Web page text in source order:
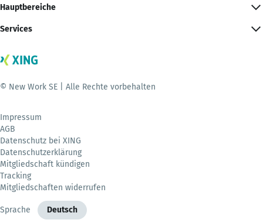
Hauptbereiche
Services
© New Work SE | Alle Rechte vorbehalten
Impressum
AGB
Datenschutz bei XING
Datenschutzerklärung
Mitgliedschaft kündigen
Tracking
Mitgliedschaften widerrufen
Sprache Deutsch